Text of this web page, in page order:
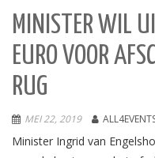
MINISTER WIL
EURO VOOR
RUG
MEI 22, 2019
Minister Ingrid van